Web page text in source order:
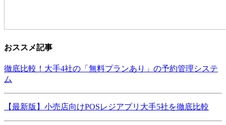
おススメ記事
徹底比較！大手4社の「無料プランあり」の予約管理システ
ム
【最新版】小売店向けPOSレジアプリ大手5社を徹底比較